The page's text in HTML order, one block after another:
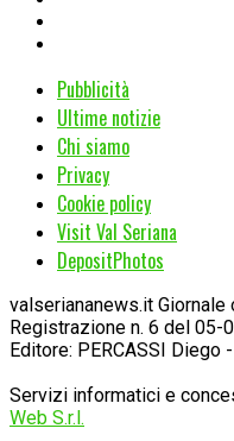
Pubblicità
Ultime notizie
Chi siamo
Privacy
Cookie policy
Visit Val Seriana
DepositPhotos
valseriananews.it
Registrazione n. 6 del 05-
Editore: PERCASSI Diego
Servizi informatici e
Web S.r.l.